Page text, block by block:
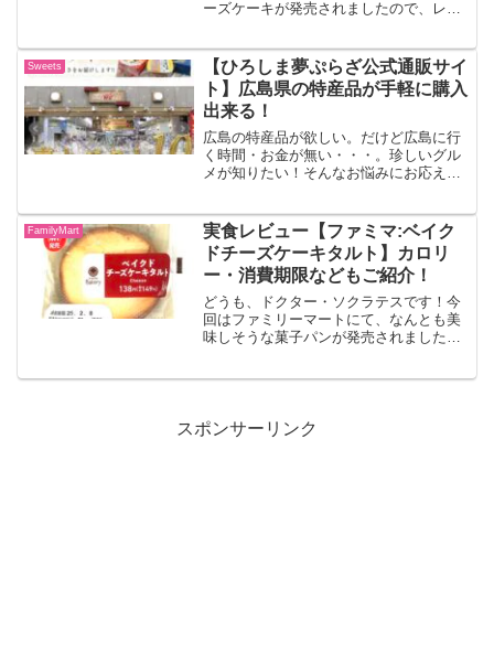
ーズケーキが発売されましたので、レビ
ーネを使用した濃厚でなめらかな食感の
ベイクドチーズケーキです...
Sweets
【ひろしま夢ぷらざ公式通販サイ
ト】広島県の特産品が手軽に購入
出来る！
広島の特産品が欲しい。だけど広島に行
く時間・お金が無い・・・。珍しいグル
メが知りたい！そんなお悩みにお応えし
島の特産品が幅広く手軽に購入できるサ
イトをご紹介致します！！...
FamilyMart
実食レビュー【ファミマ:ベイク
ドチーズケーキタルト】カロリ
ー・消費期限などもご紹介！
どうも、ドクター・ソクラテスです！今
回はファミリーマートにて、なんとも美
味しそうな菓子パンが発売されましたの
スポンサーリンク